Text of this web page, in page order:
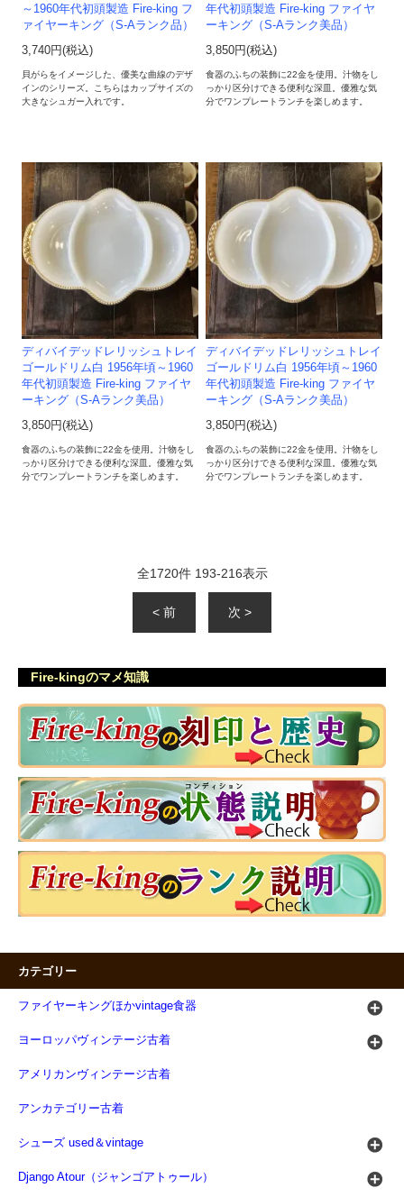
～1960年代初頭製造 Fire-king フ
ァイヤーキング（S-Aランク品）
3,740円(税込)
貝がらをイメージした、優美な曲線のデザ
インのシリーズ。こちらはカップサイズの
大きなシュガー入れです。
年代初頭製造 Fire-king ファイヤ
ーキング（S-Aランク美品）
3,850円(税込)
食器のふちの装飾に22金を使用。汁物をし
っかり区分けできる便利な深皿。優雅な気
分でワンプレートランチを楽しめます。
ディバイデッドレリッシュトレイ
ゴールドリム白 1956年頃～1960
年代初頭製造 Fire-king ファイヤ
ーキング（S-Aランク美品）
3,850円(税込)
食器のふちの装飾に22金を使用。汁物をし
っかり区分けできる便利な深皿。優雅な気
分でワンプレートランチを楽しめます。
ディバイデッドレリッシュトレイ
ゴールドリム白 1956年頃～1960
年代初頭製造 Fire-king ファイヤ
ーキング（S-Aランク美品）
3,850円(税込)
食器のふちの装飾に22金を使用。汁物をし
っかり区分けできる便利な深皿。優雅な気
分でワンプレートランチを楽しめます。
全1720件 193-216表示
< 前 次 >
Fire-kingのマメ知識
カテゴリー
ファイヤーキングほかvintage食器
ヨーロッパヴィンテージ古着
アメリカンヴィンテージ古着
アンカテゴリー古着
シューズ used＆vintage
Django Atour（ジャンゴアトゥール）